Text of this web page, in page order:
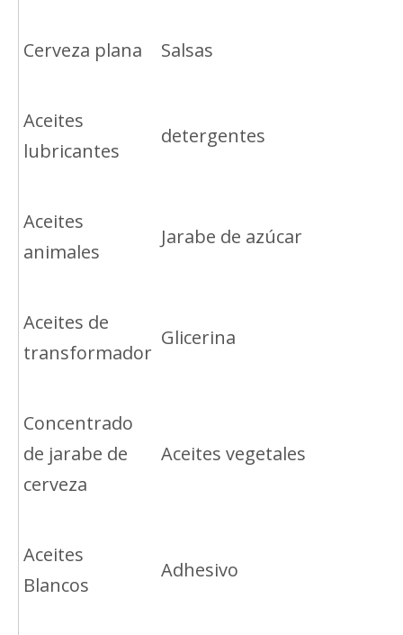
Cerveza plana Salsas
Aceites
lubricantes
detergentes
Aceites
animales
Jarabe de azúcar
Aceites de
transformador
Glicerina
Concentrado
de jarabe de
cerveza
Aceites vegetales
Aceites
Blancos
Adhesivo